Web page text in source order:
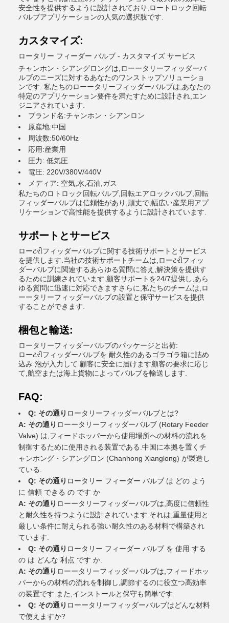
安全性を提供するように設計されており,ロートロック回転
バルブアプリケーションの人気の選択肢です.
カスタマイズ:
ロータリー フィーダー バルブ - カスタマイズ サービス
チャンホン・シアングロングは,ローータリーフィッダーバ
ルブのニーズに対するあなたのワンストップソリューショ
ンです. 私たちのローータリーフィッダーバルブは,あなたの
特定のアプリケーション要件を満たすために設計され,エン
ジニアされています.
ブランド名:チャンホン・シアンロン
原産地:中国
周波数:50/60Hz
応用:産業用
圧力: 低気圧
電圧: 220V/380V/440V
メディア: 空気,水,石油,ガス
私たちのロトロック回転バルブ,回転エアロックバルブ,回転
フィッダーバルブは信頼性があり,頑丈で,幅広い産業用アプ
リケーションで高性能を提供するように設計されています.
サポートとサービス
ローટરીフィッダーバルブに関する技術サポートとサービス
を提供します.当社の技術サポートチームは,ローટરીフィッ
ダーバルブに関連するあらゆる質問に答え,解決策を提供す
るために訓練されています.顧客サポートを24/7提供し,あら
ゆる質問に迅速に対応できますさらに,私たちのチームは,ロ
ーータリーフィッダーバルブの設置と保守サービスを提供
することができます.
梱包と輸送:
ロータリーフィッダーバルブのパッケージと出荷:
ローટરીフィッダーバルブを 耐久性のあるゴラゴラ箱に詰め
込み 泡が入力して 顧客に安全に届けます顧客の要求に応じ
て,航空または海上貨物によってバルブを輸送します.
FAQ:
Q: その通り ロータリーフィッダーバルブとは?
A: その通り ローータリーフィッダーバルブ (Rotary Feeder
Valve) は,フィードホッパーから使用場所への材料の流れを
制御するために使用される装置である.中国に本拠を置くチ
ャンホング・シアングロン (Chanhong Xianglong) が製造し
ている.
Q: その通り ロータリー フィーダー バルブ は どの よう
に 信頼 できる の です か
A: その通り ローータリーフィッダーバルブは,高度に信頼性
と耐久性を持つように設計されています.それは,重量使用と
厳しい条件に耐えられる強い耐久性のある材料で構築され
ています.
Q: その通り ロータリー フィーダー バルブ を 使用 する
の は どんな 利点 です か.
A: その通り ローータリーフィッダーバルブは,フィードホッ
パーからの材料の流れを制御し,調節するのに役立つ高効率
の装置です.また,インストールと保守も簡単です.
Q: その通り ローータリーフィッダーバルブはどんな材料
で使えますか?